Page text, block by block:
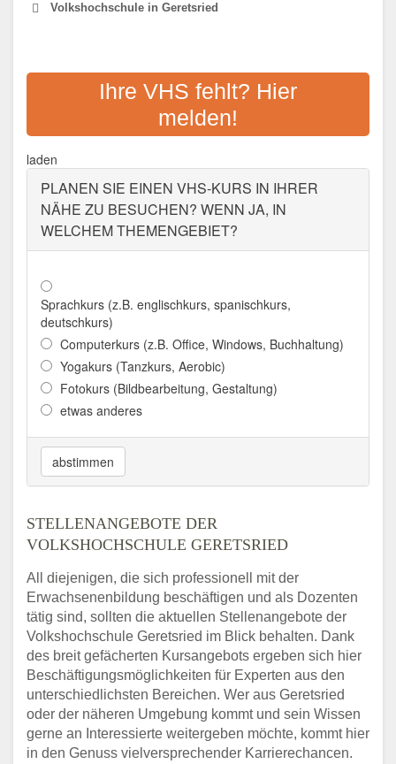
Volkshochschule in Geretsried
VOLKSHOCHSCHULE
GERETSRIED
Adalbert-Stifter-Straße 13, 82538
Geretsried
Ihre VHS fehlt? Hier
melden!
laden
PLANEN SIE EINEN VHS-KURS IN IHRER
NÄHE ZU BESUCHEN? WENN JA, IN
WELCHEM THEMENGEBIET?
Sprachkurs (z.B. englischkurs, spanischkurs,
deutschkurs)
Computerkurs (z.B. Office, Windows, Buchhaltung)
Yogakurs (Tanzkurs, Aerobic)
Fotokurs (Bildbearbeitung, Gestaltung)
etwas anderes
abstimmen
STELLENANGEBOTE DER
VOLKSHOCHSCHULE GERETSRIED
All diejenigen, die sich professionell mit der
Erwachsenenbildung beschäftigen und als Dozenten
tätig sind, sollten die aktuellen Stellenangebote der
Volkshochschule Geretsried im Blick behalten. Dank
des breit gefächerten Kursangebots ergeben sich hier
Beschäftigungsmöglichkeiten für Experten aus den
unterschiedlichsten Bereichen. Wer aus Geretsried
oder der näheren Umgebung kommt und sein Wissen
gerne an Interessierte weitergeben möchte, kommt hier
in den Genuss vielversprechender Karrierechancen.